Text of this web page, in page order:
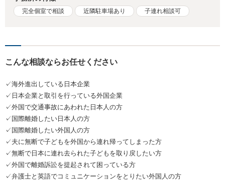
完全個室で相談 近隣駐車場あり 子連れ相談可
こんな相談ならお任せください
✓海外進出している日本企業
✓日本企業と取引を行っている外国企業
✓外国で交通事故にあわれた日本人の方
✓国際離婚したい日本人の方
✓国際離婚したい外国人の方
✓夫に無断で子どもを外国から連れ帰ってしまった方
✓無断で日本に連れ去られた子どもを取り戻したい方
✓外国で離婚訴訟を提起されて困っている方
✓弁護士と英語でコミュニケーションをとりたい外国人の方